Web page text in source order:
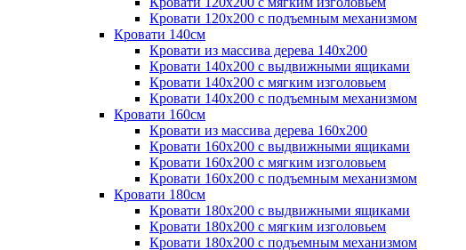
Кровати 120х200 с подъемным механизмом
Кровати 140см
Кровати из массива дерева 140х200
Кровати 140х200 с выдвижными ящиками
Кровати 140х200 с мягким изголовьем
Кровати 140х200 с подъемным механизмом
Кровати 160см
Кровати из массива дерева 160х200
Кровати 160х200 с выдвижными ящиками
Кровати 160х200 с мягким изголовьем
Кровати 160х200 с подъемным механизмом
Кровати 180см
Кровати 180х200 с выдвижными ящиками
Кровати 180х200 с мягким изголовьем
Кровати 180х200 с подъемным механизмом